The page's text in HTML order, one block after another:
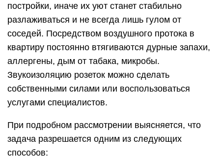
постройки, иначе их уют станет стабильно
разлаживаться и не всегда лишь гулом от
соседей. Посредством воздушного протока в
квартиру постоянно втягиваются дурные запахи,
аллергены, дым от табака, микробы.
Звукоизоляцию розеток можно сделать
собственными силами или воспользоваться
услугами специалистов.
При подробном рассмотрении выясняется, что
задача разрешается одним из следующих
способов: